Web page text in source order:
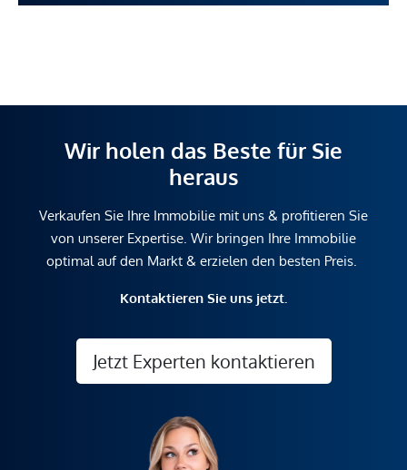
Wir holen das Beste für Sie
heraus
Verkaufen Sie Ihre Immobilie mit uns & profitieren Sie
von unserer Expertise. Wir bringen Ihre Immobilie
optimal auf den Markt & erzielen den besten Preis.
Kontaktieren Sie uns jetzt.
Jetzt Experten kontaktieren